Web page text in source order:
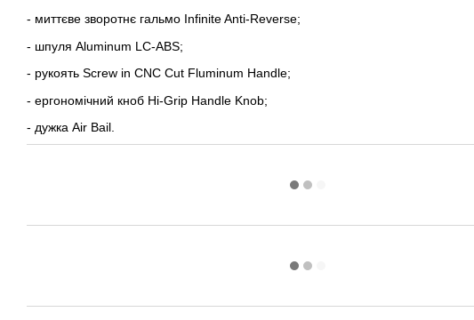
- миттєве зворотнє гальмо Infinite Anti-Reverse;
- шпуля Aluminum LC-ABS;
- рукоять Screw in CNC Cut Fluminum Handle;
- ергономічний кноб Hi-Grip Handle Knob;
- дужка Air Bail.